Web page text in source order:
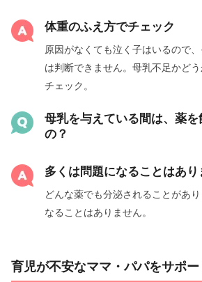
体重のふえ方でチェック
原因がなくても泣く子はいるので
は判断できません。母乳不足かど
チェック。
母乳を与えている間は、薬
の？
多くは問題になることはあり
どんな薬でも分泌されることがあ
なることはありません。
育児が不安なママ・パパをサポー